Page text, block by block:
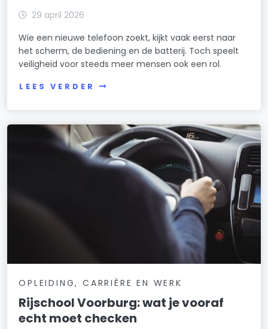
29 april 2026
Wie een nieuwe telefoon zoekt, kijkt vaak eerst naar
het scherm, de bediening en de batterij. Toch speelt
veiligheid voor steeds meer mensen ook een rol.
LEES VERDER
OPLEIDING, CARRIÈRE EN WERK
Rijschool Voorburg: wat je vooraf
echt moet checken